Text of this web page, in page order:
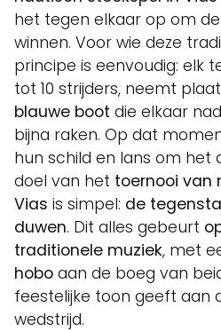
het tegen elkaar op om
winnen. Voor wie deze
principe is eenvoudig: elk
tot 10 strijders, neemt
blauwe boot die elkaar
bijna raken. Op dat
hun schild en lans om het
doel van het toernooi van
Vias is simpel: de
duwen. Dit alles gebeurt
traditionele muziek, met
hobo aan de boeg van
feestelijke toon geeft aan
wedstrijd.